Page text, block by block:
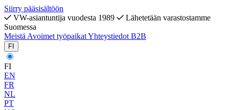
Siirry pääsisältöön
VW-asiantuntija vuodesta 1989
Lähetetään varastostamme
Suomessa
Meistä Avoimet työpaikatYhteystiedot B2B
FI
FI
EN
FR
NL
PT